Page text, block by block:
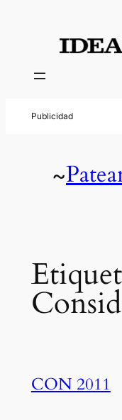
contenido
~
CON 2011